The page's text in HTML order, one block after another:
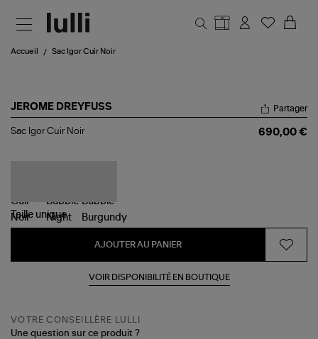
Accueil Sac Igor Cuir Noir
JEROME DREYFUSS
Sac
Partager
Sac Igor Cuir Noir 690,00 €
Taille unique
AJOUTER AU PANIER
VOIR DISPONIBILITÉ EN BOUTIQUE
VOTRE CONSEILLÈRE LULLI
Une question sur ce produit ?